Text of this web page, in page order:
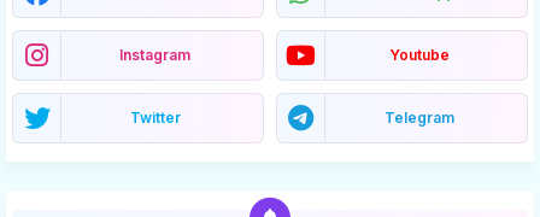
Instagram Youtube
Twitter Telegram